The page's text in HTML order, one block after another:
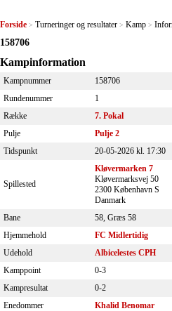
Forside > Turneringer og resultater > Kamp >
158706
Kampinformation
Kampnummer
158706
Rundenummer
1
Række
7. Pokal
Pulje
Pulje 2
Tidspunkt
20-05-2026 kl. 17:30
Spillested
Kløvermarken 7
Kløvermarksvej 50
2300 København S
Danmark
Bane
58, Græs 58
Hjemmehold
FC Midlertidig
Udehold
Albicelestes CPH
Kamppoint
0-3
Kampresultat
0-2
Enedommer
Khalid Benomar